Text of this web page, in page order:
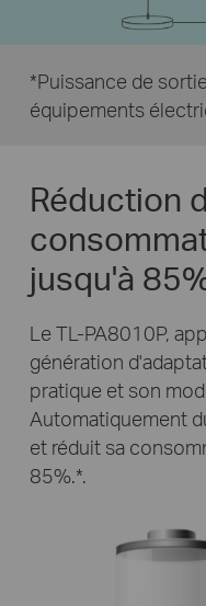
*Puissance de
équipements
Réduction
jusqu'à
Le TL-PA8010P,
génération
pratique et son
Automatiquement
et réduit sa
85%.*.